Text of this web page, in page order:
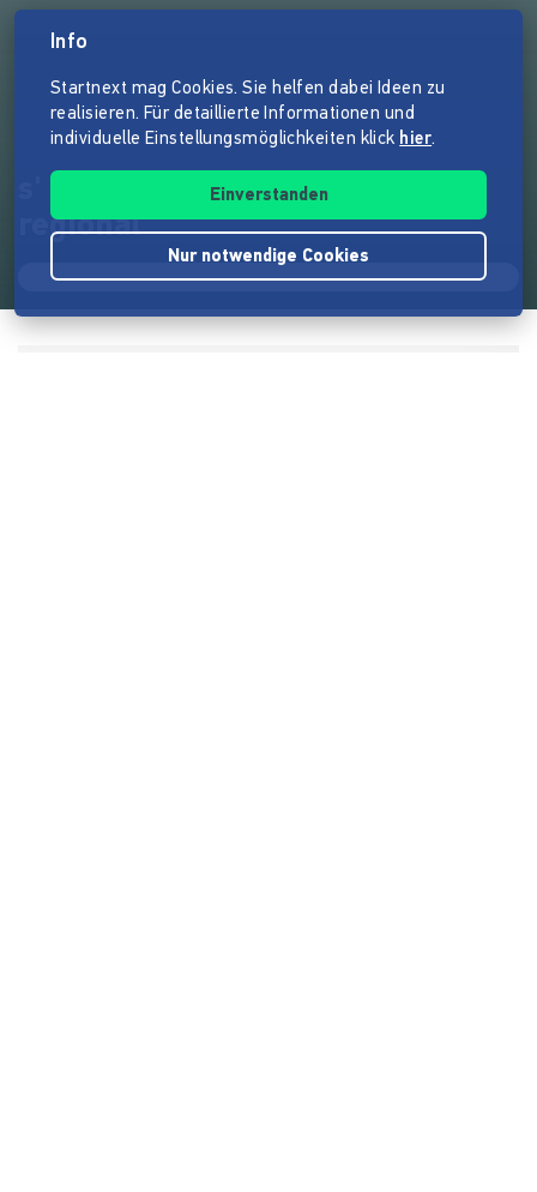
s' Scheifale - unverpackt &
regional
Info
Startnext mag Cookies. Sie helfen dabei Ideen zu
realisieren. Für detaillierte Informationen und
individuelle Einstellungsmöglichkeiten klick hier.
Einverstanden
Nur notwendige Cookies